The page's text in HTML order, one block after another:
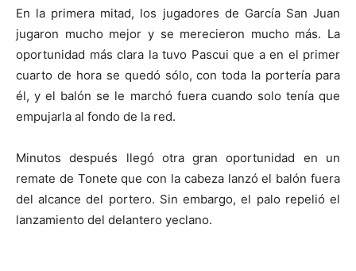
En la primera mitad, los jugadores de García San Juan
jugaron mucho mejor y se merecieron mucho más. La
oportunidad más clara la tuvo Pascui que a en el primer
cuarto de hora se quedó sólo, con toda la portería para
él, y el balón se le marchó fuera cuando solo tenía que
empujarla al fondo de la red.
Minutos después llegó otra gran oportunidad en un
remate de Tonete que con la cabeza lanzó el balón fuera
del alcance del portero. Sin embargo, el palo repelió el
lanzamiento del delantero yeclano.